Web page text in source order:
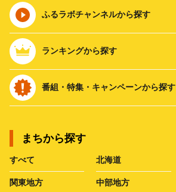
ふるラボチャンネルから探す
ランキングから探す
番組・特集・キャンペーンから探す
まちから探す
すべて 北海道
関東地方 中部地方